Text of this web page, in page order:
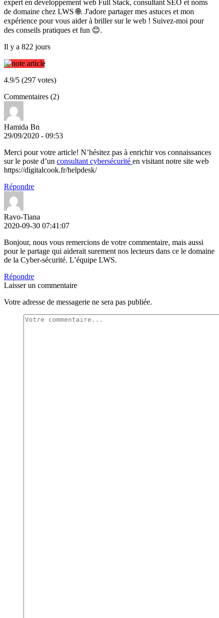
expert en développement web Full Stack, consultant SEO et noms
de domaine chez LWS 🌐. J'adore partager mes astuces et mon
expérience pour vous aider à briller sur le web ! Suivez-moi pour
des conseils pratiques et fun 😊.
Il y a 822 jours
4.9/5 (297 votes)
Commentaires (2)
Hamida Bn
29/09/2020 - 09:53
Merci pour votre article! N’hésitez pas à enrichir vos connaissances
sur le poste d’un consultant cybersécurité en visitant notre site web
https://digitalcook.fr/helpdesk/
Répondre
Ravo-Tiana
2020-09-30 07:41:07
Bonjour, nous vous remercions de votre commentaire, mais aussi
pour le partage qui aiderait surement nos lecteurs dans ce le domaine
de la Cyber-sécurité. L’équipe LWS.
Répondre
Laisser un commentaire
Votre adresse de messagerie ne sera pas publiée.